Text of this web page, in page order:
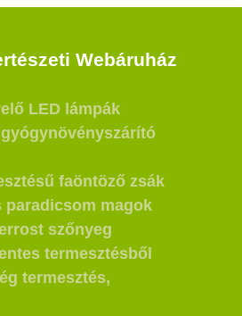
Webáruház
LED lámpák
faöntöző zsák
paradicsom magok
szőnyeg
termesztésből
termesztés,